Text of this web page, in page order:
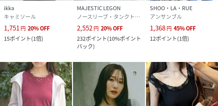
ikka
キャミソール
1,751円 20%OFF
15ポイント(1倍)
MAJESTIC LEGON
ノースリーブ・タンクトップ
2,552円 20%OFF
232ポイント(10%ポイント
バック)
SHOO・LA・RUE
アンサンブル
1,368円 45%OFF
12ポイント(1倍)